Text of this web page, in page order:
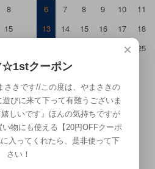
8
15
29
6
7 8 9 10 11
13
14 15 16 17 18
24 25
27
28
×
クーポン
さきです//この度は、やまさきの
びに来て下って有難うございま
しいです』ほんの気持ちですが
物にも使える【20円OFFクーポ
入ってくれたら、是非使って下
さい！